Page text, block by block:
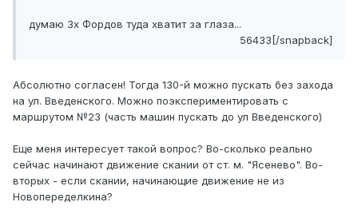
думаю 3х Фордов туда хватит за глаза...
56433[/snapback]
Абсолютно согласен! Тогда 130-й можно пускать без захода
на ул. Введенского. Можно поэкспериментировать с
маршрутом №23 (часть машин пускать до ул Введенского)
Еще меня интересует такой вопрос? Во-сколько реально
сейчас начинают движение скании от ст. м. "Ясенево". Во-
вторых - если скании, начинающие движение не из
Новопеределкина?